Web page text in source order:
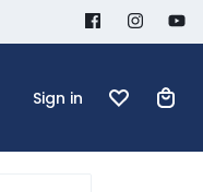
Sign in